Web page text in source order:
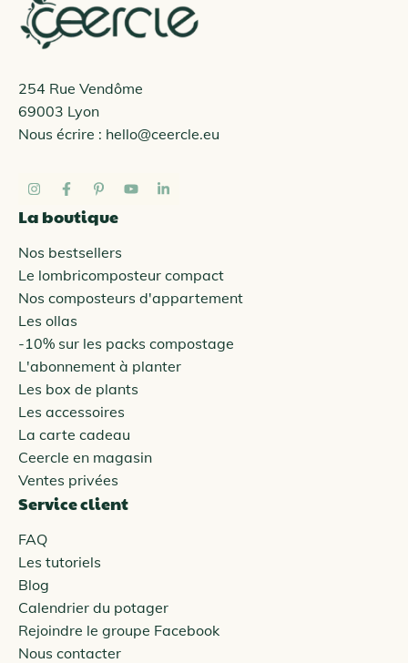
254 Rue Vendôme
69003 Lyon
Nous écrire : hello@ceercle.eu
La boutique
Nos bestsellers
Le lombricomposteur compact
Nos composteurs d'appartement
Les ollas
-10% sur les packs compostage
L'abonnement à planter
Les box de plants
Les accessoires
La carte cadeau
Ceercle en magasin
Ventes privées
Service client
FAQ
Les tutoriels
Blog
Calendrier du potager
Rejoindre le groupe Facebook
Nous contacter